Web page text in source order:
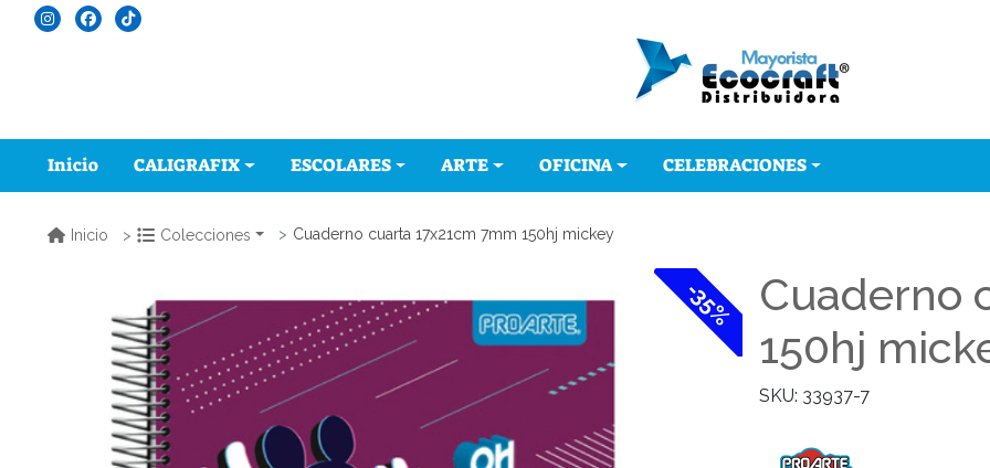
Inicio CALIGRAFIX ESCOLARES ARTE OFICINA CELEBRACIONES
Inicio Colecciones Cuaderno cuarta 17x21cm 7mm 150hj mickey
-35% Cuaderno
150hj
SKU: 33937-7